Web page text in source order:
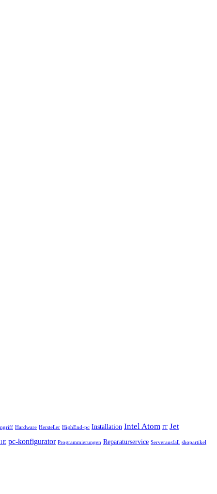
Hardware Hersteller HighEnd-pc Installation Intel Atom IT Jet
pc-konfigurator Programmierungen Reparaturservice Serverausfall shopartikel